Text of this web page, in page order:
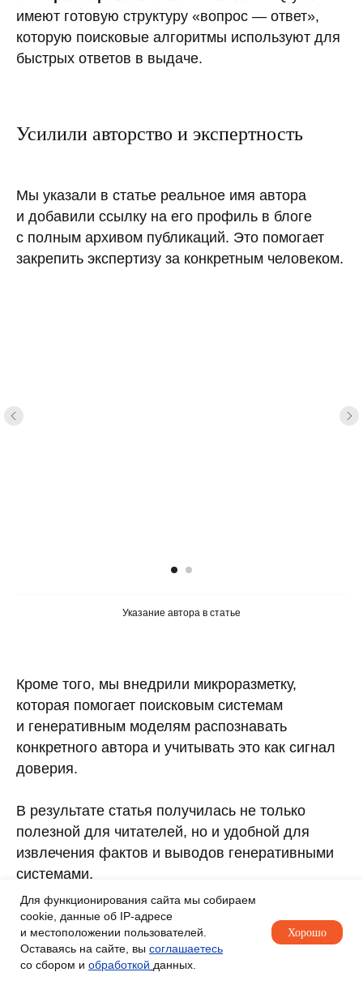
имеют готовую структуру «вопрос — ответ»,
которую поисковые алгоритмы используют для
быстрых ответов в выдаче.
Усилили авторство и экспертность
Мы указали в статье реальное имя автора
и добавили ссылку на его профиль в блоге
с полным архивом публикаций. Это помогает
закрепить экспертизу за конкретным человеком.
Указание автора в статье
Кроме того, мы внедрили микроразметку,
которая помогает поисковым системам
и генеративным моделям распознавать
конкретного автора и учитывать это как сигнал
доверия.
В результате статья получилась не только
полезной для читателей, но и удобной для
извлечения фактов и выводов генеративными
системами.
Для функционирования сайта мы собираем
cookie, данные об IP-адресе
и местоположении пользователей.
Оставаясь на сайте, вы соглашаетесь
со сбором и обработкой данных.
Хорошо